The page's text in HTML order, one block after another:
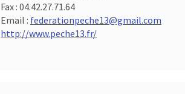
Fax : 04.42.27.71.64
Email : federationpeche13@gmail.com
http://www.peche13.fr/